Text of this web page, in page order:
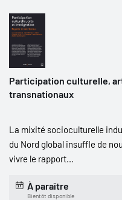
Participation culturelle,
transnationaux
La mixité socioculturelle
du Nord global insuffle de
vivre le rapport...
À paraître
Bientôt disponible